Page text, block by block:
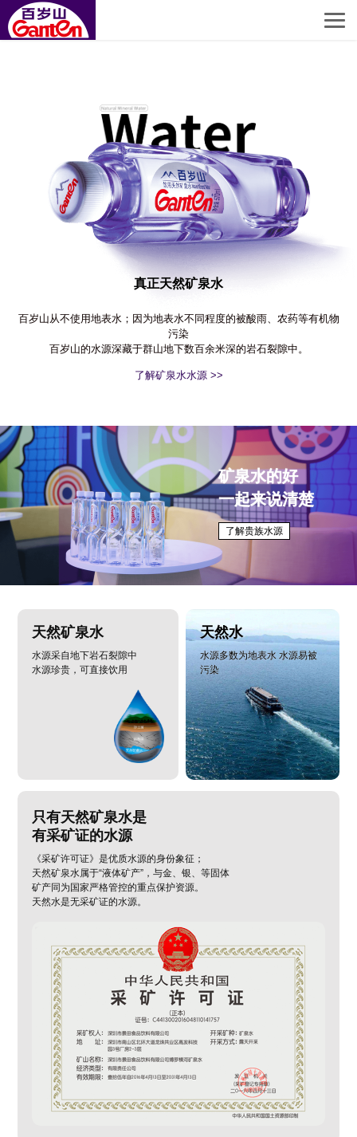
真正天然矿泉水
百岁山从不使用地表水；因为地表水不同程度的被酸雨、农药等有机物
污染
百岁山的水源深藏于群山地下数百余米深的岩石裂隙中。
了解矿泉水水源 >>
矿泉水的好
一起来说清楚
了解贵族水源
天然矿泉水
水源采自地下岩石裂隙中
水源珍贵，可直接饮用
天然水
水源多数为地表水 水源易被
污染
只有天然矿泉水是
有采矿证的水源
《采矿许可证》是优质水源的身份象征；
天然矿泉水属于“液体矿产”，与金、银、等固体
矿产同为国家严格管控的重点保护资源。
天然水是无采矿证的水源。